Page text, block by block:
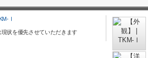
状を優先させていただきます